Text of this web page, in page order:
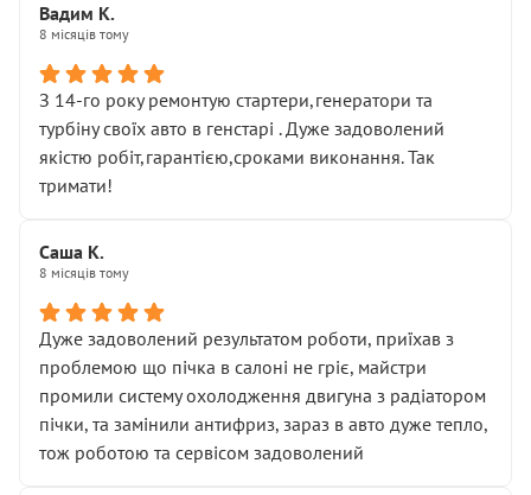
Вадим К.
8 місяців тому
З 14-го року ремонтую стартери,генератори та
турбіну своїх авто в генстарі . Дуже задоволений
якістю робіт,гарантією,сроками виконання. Так
тримати!
Саша К.
8 місяців тому
Дуже задоволений результатом роботи, приїхав з
проблемою що пічка в салоні не гріє, майстри
промили систему охолодження двигуна з радіатором
пічки, та замінили антифриз, зараз в авто дуже тепло,
тож роботою та сервісом задоволений